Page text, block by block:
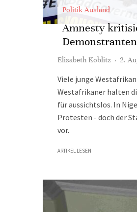
Politik Ausland
Amnesty
Elisabeth Koblitz · 2.
Viele junge
Westafrikaner halten
für aussichtslos. In
Protesten - doch der
vor.
ARTIKEL LESEN